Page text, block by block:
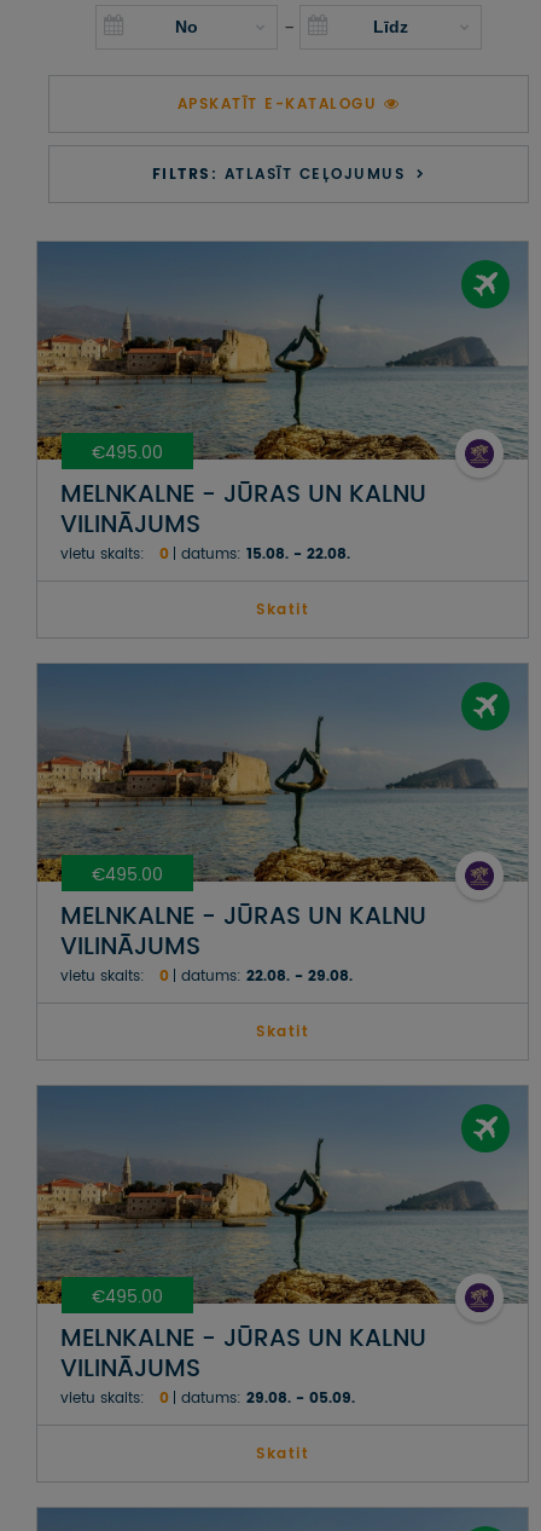
UZŅEMOŠAIS TŪRISMS
IMPRO KONKURSI
PIRMSLĪGUMA INFORMĀCIJA, KLIENTA LĪGUMS,
CEĻOJUMU APDROŠINĀŠANA
PIEMIŅAS ISTABA
IMPRO PRIVĀTUMA POLITIKA
Seko mums:
-
APSKATĪT E-KATALOGU
FILTRS: ATLASĪT CEĻOJUMUS
€495.00
MELNKALNE - JŪRAS UN KALNU
VILINĀJUMS
vietu skaits: 0 datums: 15.08. - 22.08.
Skatit
€495.00
MELNKALNE - JŪRAS UN KALNU
VILINĀJUMS
vietu skaits: 0 datums: 22.08. - 29.08.
Skatit
€495.00
MELNKALNE - JŪRAS UN KALNU
VILINĀJUMS
vietu skaits: 0 datums: 29.08. - 05.09.
Skatit